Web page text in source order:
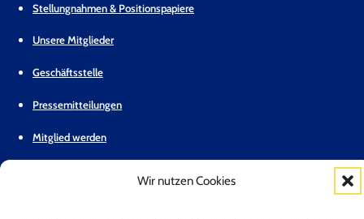
Wir nutzen Cookies
Stellungnahmen & Positionspapiere
Unsere Mitglieder
Geschäftsstelle
Pressemitteilungen
Mitglied werden